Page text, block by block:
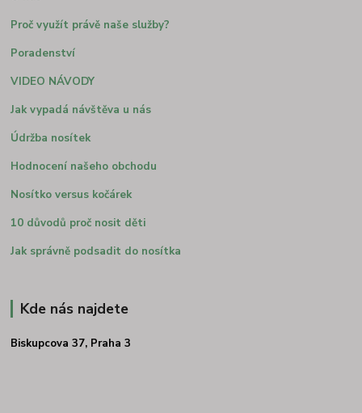
Proč využít právě naše služby?
Poradenství
VIDEO NÁVODY
Jak vypadá návštěva u nás
Údržba nosítek
Hodnocení našeho obchodu
Nosítko versus kočárek
10 důvodů proč nosit děti
Jak správně podsadit do nosítka
Kde nás najdete
Biskupcova 37, Praha 3